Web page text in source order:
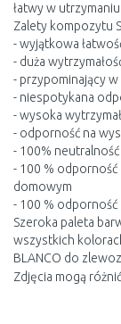
łatwy w
Zalety kompozytu
- wyjątkowa
- duża
- przypominający
- niespotykana
- wysoka
- odporność na
- 100%
- 100 %
domowym
- 100 % odporność
Szeroka paleta
wszystkich
BLANCO do
Zdjęcia mogą